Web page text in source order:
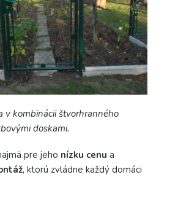
v kombinácii štvorhranného
doskami.
pre jeho nízku cenu a
, ktorú zvládne každý domáci